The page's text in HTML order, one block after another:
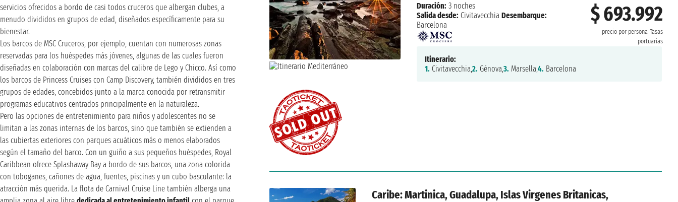
servicios ofrecidos a bordo de casi todos cruceros que albergan clubes, a
menudo divididos en grupos de edad, diseñados específicamente para su
bienestar.
Los barcos de MSC Cruceros, por ejemplo, cuentan con numerosas zonas
reservadas para los huéspedes más jóvenes, algunas de las cuales fueron
diseñadas en colaboración con marcas del calibre de Lego y Chicco. Así como
los barcos de Princess Cruises con Camp Discovery, también divididos en tres
grupos de edades, concebidos junto a la marca conocida por retransmitir
programas educativos centrados principalmente en la naturaleza.
Pero las opciones de entretenimiento para niños y adolescentes no se
limitan a las zonas internas de los barcos, sino que también se extienden a
las cubiertas exteriores con parques acuáticos más o menos elaborados
según el tamaño del barco. Con un guiño a sus pequeños huéspedes, Royal
Caribbean ofrece Splashaway Bay a bordo de sus barcos, una zona colorida
con toboganes, cañones de agua, fuentes, piscinas y un cubo basculante: la
atracción más querida. La flota de Carnival Cruise Line también alberga una
$ 693.992
precio por persona Tasas
portuarias
Duración: 3 noches
Salida desde: Civitavecchia Desembarque:
Barcelona
Itinerario:
1. Civitavecchia,2. Génova,3. Marsella,4. Barcelona
Caribe: Martinica, Guadalupa, Islas Virgenes Britanicas,